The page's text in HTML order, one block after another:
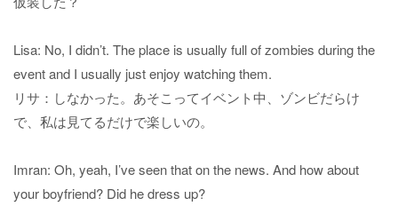
Lisa: No, I didn’t. The place is usually full of zombies during the
event and I usually just enjoy watching them.
リサ：しなかった。あそこってイベント中、ゾンビだらけ
で、私は見てるだけで楽しいの。
Imran: Oh, yeah, I’ve seen that on the news. And how about
your boyfriend? Did he dress up?